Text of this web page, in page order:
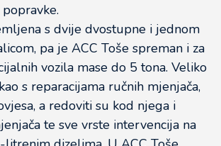
s dvije dvostupne i jednom
pa je ACC Toše spreman i za
vozila mase do 5 tona. Veliko
s reparacijama ručnih mjenjača,
a redoviti su kod njega i
te sve vrste intervencija na